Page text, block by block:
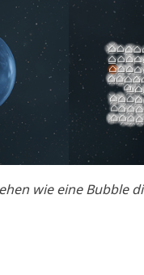
wie eine Bubble